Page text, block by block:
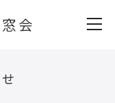
会